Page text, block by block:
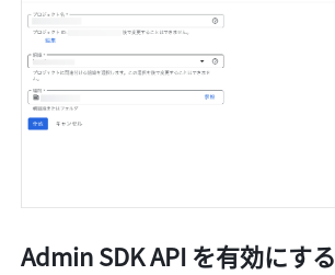
Admin SDK API を有効にする